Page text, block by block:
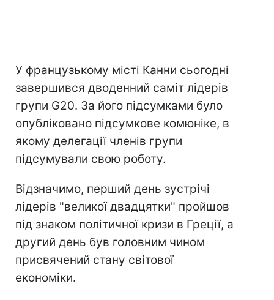
У французькому місті Канни сьогодні
завершився дводенний саміт лідерів
групи G20. За його підсумками було
опубліковано підсумкове комюніке, в
якому делегації членів групи
підсумували свою роботу.
Відзначимо, перший день зустрічі
лідерів "великої двадцятки" пройшов
під знаком політичної кризи в Греції, а
другий день був головним чином
присвячений стану світової
економіки.